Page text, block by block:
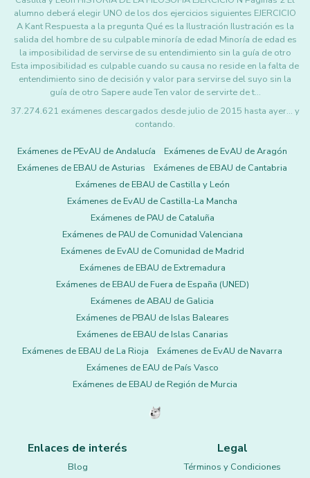
alumno deberá elegir UNO de los dos ejercicios siguientes EJERCICIO
A Kant Respuesta a la pregunta Qué es la Ilustración Ilustración es la
salida del hombre de su culpable minoría de edad Minoría de edad es
la imposibilidad de servirse de su entendimiento sin la guía de otro
Esta imposibilidad es culpable cuando su causa no reside en la falta de
entendimiento sino de decisión y valor para servirse del suyo sin la
guía de otro Sapere aude Ten valor de servirte de t…
37.274.621 exámenes descargados desde julio de 2015 hasta ayer... y
contando.
Exámenes de PEvAU de Andalucía
Exámenes de EvAU de Aragón
Exámenes de EBAU de Asturias
Exámenes de EBAU de Cantabria
Exámenes de EBAU de Castilla y León
Exámenes de EvAU de Castilla-La Mancha
Exámenes de PAU de Cataluña
Exámenes de PAU de Comunidad Valenciana
Exámenes de EvAU de Comunidad de Madrid
Exámenes de EBAU de Extremadura
Exámenes de EBAU de Fuera de España (UNED)
Exámenes de ABAU de Galicia
Exámenes de PBAU de Islas Baleares
Exámenes de EBAU de Islas Canarias
Exámenes de EBAU de La Rioja
Exámenes de EvAU de Navarra
Exámenes de EAU de País Vasco
Exámenes de EBAU de Región de Murcia
Enlaces de interés
Blog
Legal
Términos y Condiciones